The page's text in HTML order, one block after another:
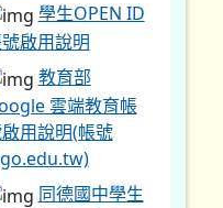
學生OPEN ID
啟用說明
教育部
雲端教育帳
用說明(帳號
同德國中學生